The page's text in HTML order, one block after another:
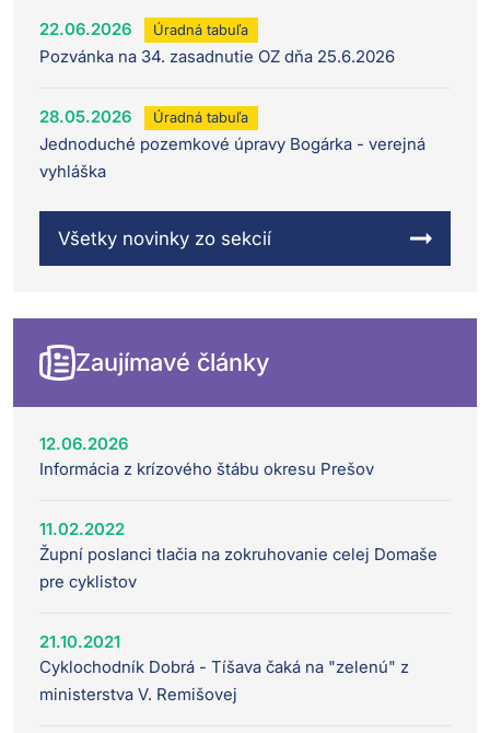
22.06.2026 Úradná tabuľa
Pozvánka na 34. zasadnutie OZ dňa 25.6.2026
28.05.2026 Úradná tabuľa
Jednoduché pozemkové úpravy Bogárka - verejná
vyhláška
Všetky novinky zo sekcií
Zaujímavé články
12.06.2026
Informácia z krízového štábu okresu Prešov
11.02.2022
Župní poslanci tlačia na zokruhovanie celej Domaše
pre cyklistov
21.10.2021
Cyklochodník Dobrá - Tíšava čaká na "zelenú" z
ministerstva V. Remišovej